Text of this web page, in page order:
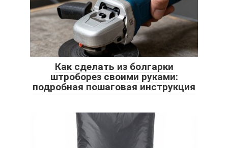
Как сделать из болгарки
штроборез своими руками:
подробная пошаговая инструкция